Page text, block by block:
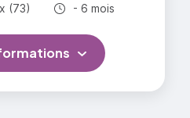
(73) Durée totale :
- 6 mois